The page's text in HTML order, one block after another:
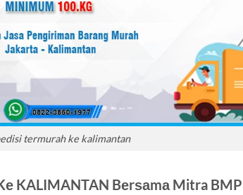
termurah ke kalimantan
KALIMANTAN BеrѕаmаMitra BMP